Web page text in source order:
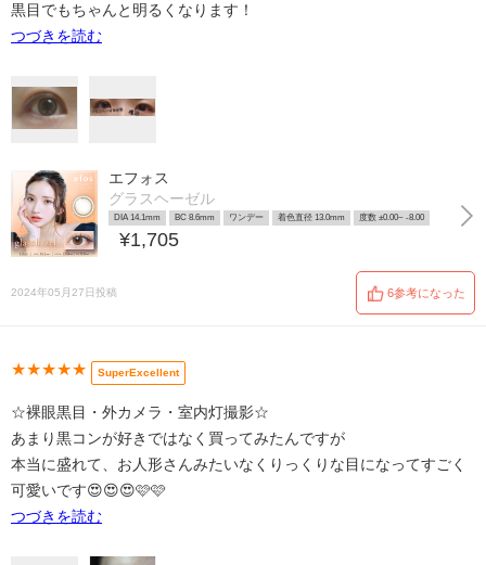
黒目でもちゃんと明るくなります！
つづきを読む
エフォス
グラスヘーゼル
DIA 14.1mm BC 8.6mm ワンデー 着色直径 13.0mm 度数 ±0.00~ -8.00
¥1,705
2024年05月27日投稿 6参考になった
★★★★★ SuperExcellent
☆裸眼黒目・外カメラ・室内灯撮影☆
あまり黒コンが好きではなく買ってみたんですが
本当に盛れて、お人形さんみたいなくりっくりな目になってすごく
可愛いです😍😍😍🩷🩷
つづきを読む